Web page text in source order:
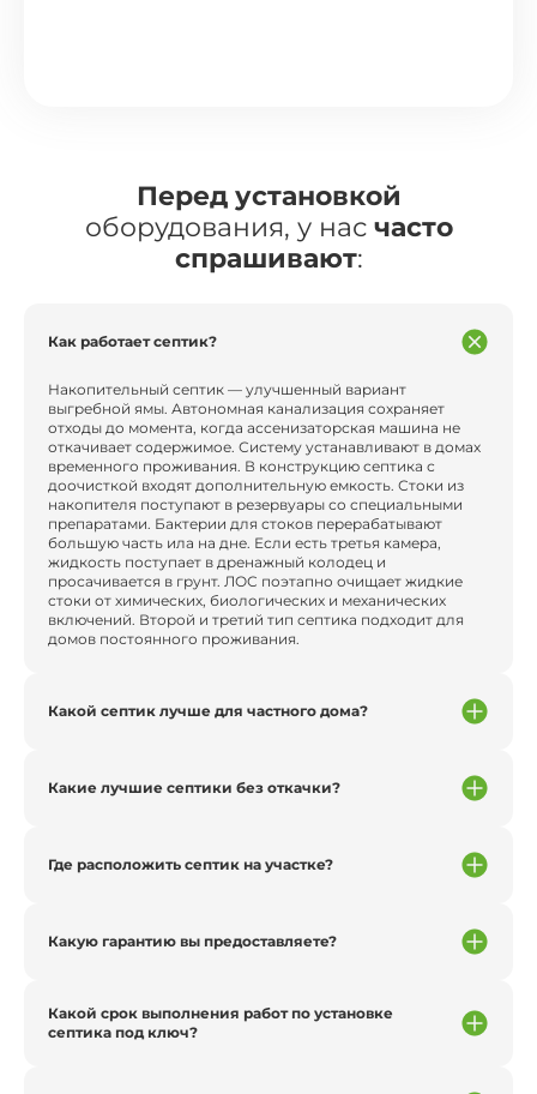
Перед установкой
оборудования, у нас часто
спрашивают:
Как работает септик?
Накопительный септик — улучшенный вариант
выгребной ямы. Автономная канализация сохраняет
отходы до момента, когда ассенизаторская машина не
откачивает содержимое. Систему устанавливают в домах
временного проживания. В конструкцию септика с
доочисткой входят дополнительную емкость. Стоки из
накопителя поступают в резервуары со специальными
препаратами. Бактерии для стоков перерабатывают
большую часть ила на дне. Если есть третья камера,
жидкость поступает в дренажный колодец и
просачивается в грунт. ЛОС поэтапно очищает жидкие
стоки от химических, биологических и механических
включений. Второй и третий тип септика подходит для
домов постоянного проживания.
Какой септик лучше для частного дома?
Какие лучшие септики без откачки?
Где расположить септик на участке?
Какую гарантию вы предоставляете?
Какой срок выполнения работ по установке
септика под ключ?